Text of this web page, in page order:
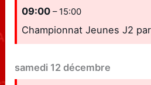
09:00– 15:00
Championnat Jeunes J2
samedi 12 décembre